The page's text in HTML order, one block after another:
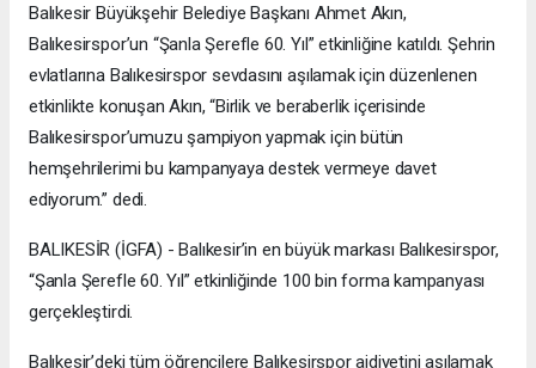
Balıkesir Büyükşehir Belediye Başkanı Ahmet Akın,
Balıkesirspor’un “Şanla Şerefle 60. Yıl” etkinliğine katıldı. Şehrin
evlatlarına Balıkesirspor sevdasını aşılamak için düzenlenen
etkinlikte konuşan Akın, “Birlik ve beraberlik içerisinde
Balıkesirspor’umuzu şampiyon yapmak için bütün
hemşehrilerimi bu kampanyaya destek vermeye davet
ediyorum.” dedi.
BALIKESİR (İGFA) - Balıkesir’in en büyük markası Balıkesirspor,
“Şanla Şerefle 60. Yıl” etkinliğinde 100 bin forma kampanyası
gerçekleştirdi.
Balıkesir’deki tüm öğrencilere Balıkesirspor aidiyetini aşılamak